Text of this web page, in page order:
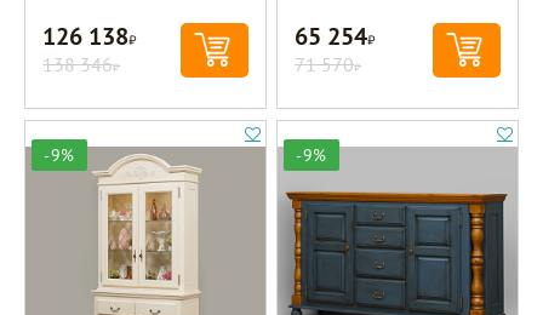
126 138Р
138 346Р
65 254Р
71 570Р
-9% -9%